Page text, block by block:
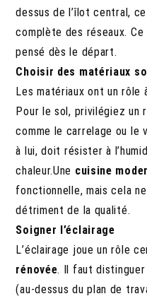
dessus de l’îlot central,
complète des réseaux.
pensé dès le départ.
Choisir des matériaux
Les matériaux ont un
Pour le sol, privilégiez
comme le carrelage ou le
à lui, doit résister à
chaleur.Une cuisine
fonctionnelle, mais cela
détriment de la qualité.
Soigner l’éclairage
L’éclairage joue un rôle
rénovée. Il faut distinguer
(au-dessus du plan de